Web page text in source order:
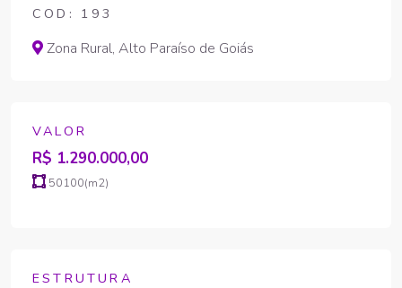
COD: 193
Zona Rural, Alto Paraíso de Goiás
VALOR
R$ 1.290.000,00
50100(m2)
ESTRUTURA